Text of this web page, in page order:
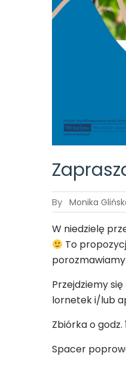
By Monika
W niedzielę
To
Przejdziemy
lornetek i/lub
Zbiórka o
Spacer